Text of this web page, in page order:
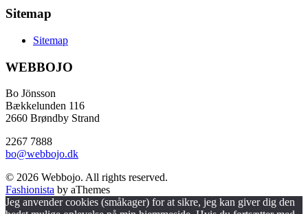
Sitemap
Sitemap
WEBBOJO
Bo Jönsson
Bækkelunden 116
2660 Brøndby Strand
2267 7888
bo@webbojo.dk
© 2026 Webbojo. All rights reserved.
Fashionista by aThemes
Jeg anvender cookies (småkager) for at sikre, jeg kan giver dig den